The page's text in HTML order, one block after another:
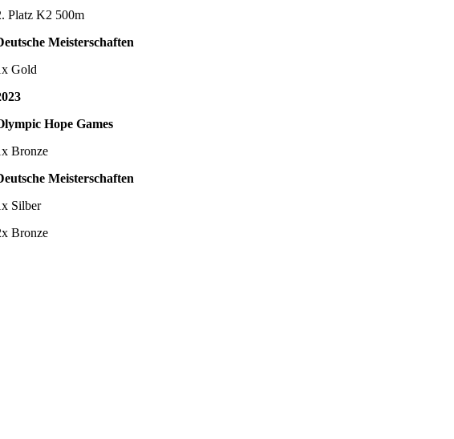
Platz K2 500m
Meisterschaften
Gold
Hope Games
Bronze
Meisterschaften
Silber
Bronze